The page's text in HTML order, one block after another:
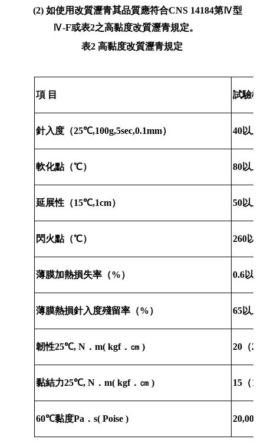
(2) 如使用改質瀝青其品質應符合CNS 14184第Ⅳ型
Ⅳ-F或表2之高黏度改質瀝青規定。
表2 高黏度改質瀝青規定
項 目 試驗標
針入度（25℃,100g,5sec,0.1mm） 40以上
軟化點（℃） 80以上
延展性（15℃,1cm） 50以上
閃火點（℃） 260以
薄膜加熱損失率（%） 0.6以下
薄膜熱損針入度殘留率（%） 65以上
韌性25℃, N． m( kgf．㎝ ) 20（
黏結力25℃, N． m( kgf．㎝ ) 15（
60℃黏度Pa ． s( Poise ) 20,000